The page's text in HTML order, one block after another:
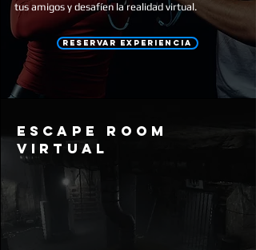
tus amigos y desafíenla realidad virtual.
RESERVAR EXPERIENCIA
escape room
virtual